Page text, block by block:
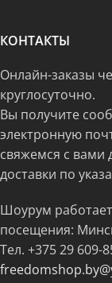
КОНТАКТЫ
Онлайн-заказы
круглосуточно.
Вы получите
электронную
свяжемся с вами
доставки по
Шоурум
посещения:
Тел. +375 29 609-